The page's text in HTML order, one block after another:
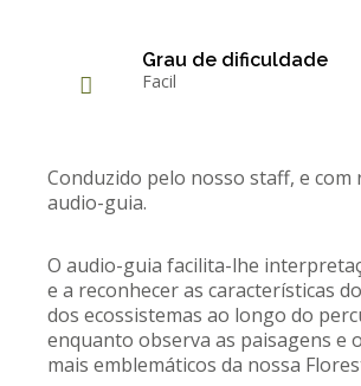
Grau de dificuldade
Facil
Conduzido pelo nosso staff, e com
audio-guia.
O audio-guia facilita-lhe
e a reconhecer as características
dos ecossistemas ao longo do
enquanto observa as paisagens e
mais emblemáticos da nossa